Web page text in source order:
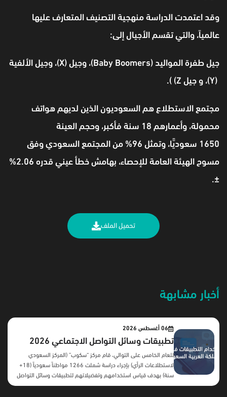
وقد اعتمدت الدراسة منهجية التصنيف المتعارف عليها
عالمياً، والتي تقسم الأجيال إلى:
جيل طفرة المواليد (Baby Boomers)، وجيل (X)، وجيل الألفية
(Y)، و جيل Z) ).
مجتمع الاستطلاع هم السعوديون الذين لديهم هواتف
محمولة، وأعمارهم 18 سنة فأكبر، وحجم العينة
1650 سعوديًّا، وتمثل 96% من المجتمع السعودي وفق
مسوح الهيئة العامة للإحصاء، بهامش خطأ عيني قدره 2.06%
±.
تحميل الملف
أخبار مشابهة
06 أغسطس 2026
تطبيقات وسائل التواصل الاجتماعي 2026
للعام الخامس على التوالي، قام مركز “سكوب” (المركز السعودي
لاستطلاعات الرأي) بإجراء دراسة شملت 1266 مواطناً سعودياً (18+
سنة) بهدف قياس استخدامهم وتفضيلاتهم لتطبيقات وسائل التواصل
الاجتماعي. المحاور الرئيسية: أهم النتائج:بعد سنوات من النمو المطرد،